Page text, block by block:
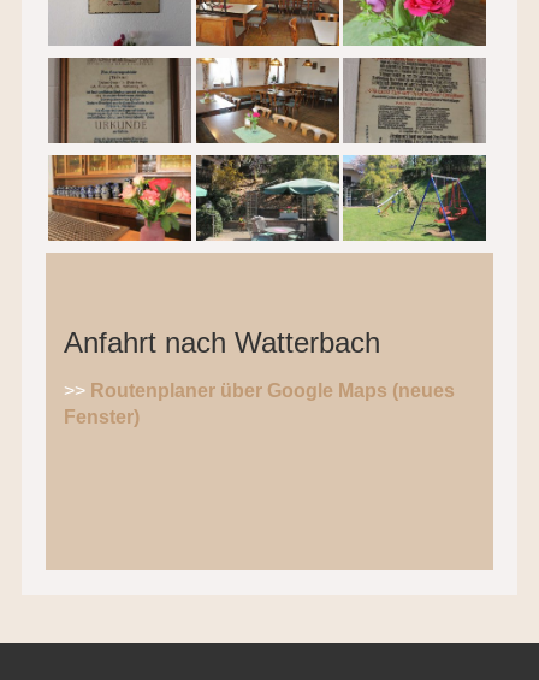
Anfahrt nach Watterbach
>> Routenplaner über Google Maps (neues
Fenster)